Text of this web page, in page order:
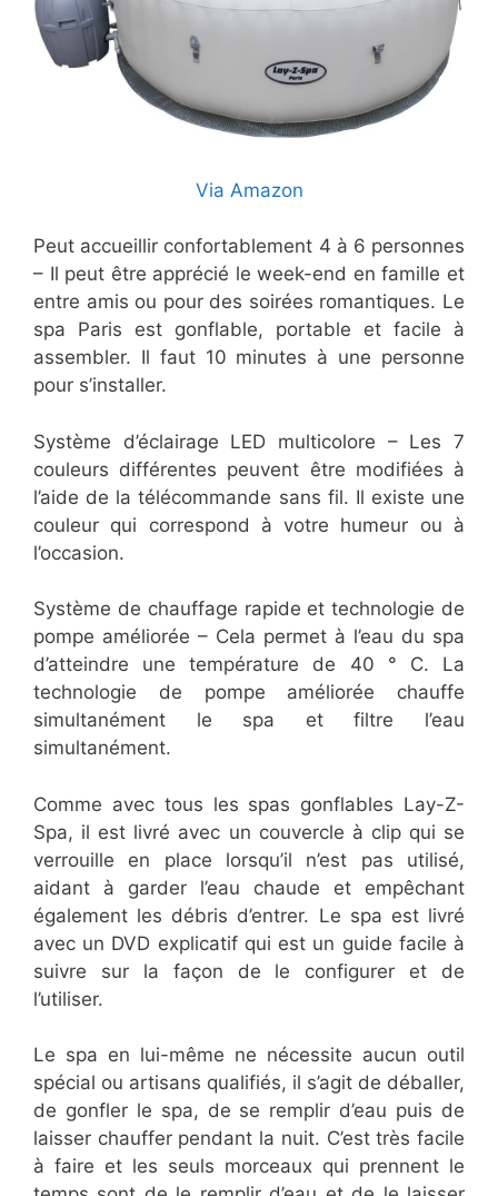
Via Amazon
Peut accueillir confortablement 4 à 6 personnes
– Il peut être apprécié le week-end en famille et
entre amis ou pour des soirées romantiques. Le
spa Paris est gonflable, portable et facile à
assembler. Il faut 10 minutes à une personne
pour s’installer.
Système d’éclairage LED multicolore – Les 7
couleurs différentes peuvent être modifiées à
l’aide de la télécommande sans fil. Il existe une
couleur qui correspond à votre humeur ou à
l’occasion.
Système de chauffage rapide et technologie de
pompe améliorée – Cela permet à l’eau du spa
d’atteindre une température de 40 ° C. La
technologie de pompe améliorée chauffe
simultanément le spa et filtre l’eau
simultanément.
Comme avec tous les spas gonflables Lay-Z-
Spa, il est livré avec un couvercle à clip qui se
verrouille en place lorsqu’il n’est pas utilisé,
aidant à garder l’eau chaude et empêchant
également les débris d’entrer. Le spa est livré
avec un DVD explicatif qui est un guide facile à
suivre sur la façon de le configurer et de
l’utiliser.
Le spa en lui-même ne nécessite aucun outil
spécial ou artisans qualifiés, il s’agit de déballer,
de gonfler le spa, de se remplir d’eau puis de
laisser chauffer pendant la nuit. C’est très facile
à faire et les seuls morceaux qui prennent le